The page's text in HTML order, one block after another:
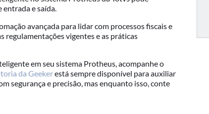
entrada e saída.
avançada para lidar com processos fiscais e
regulamentações vigentes e as práticas
em seu sistema Protheus, acompanhe o
da Geekerestá sempre disponível para auxiliar
segurança e precisão, mas enquanto isso, conte